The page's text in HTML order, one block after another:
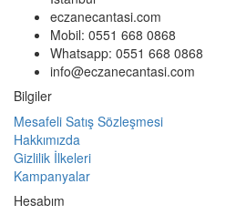
eczanecantasi.com
Mobil: 0551 668 0868
Whatsapp: 0551 668 0868
info@eczanecantasi.com
Bilgiler
Mesafeli Satış Sözleşmesi
Hakkımızda
Gizlilik İlkeleri
Kampanyalar
Hesabım